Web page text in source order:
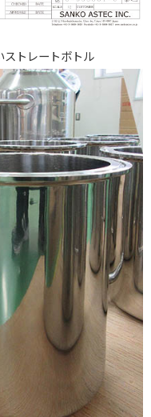
ストレートボトル